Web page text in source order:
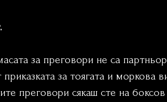
за преговори не са
за тоягата и моркова
преговори сякаш сте на